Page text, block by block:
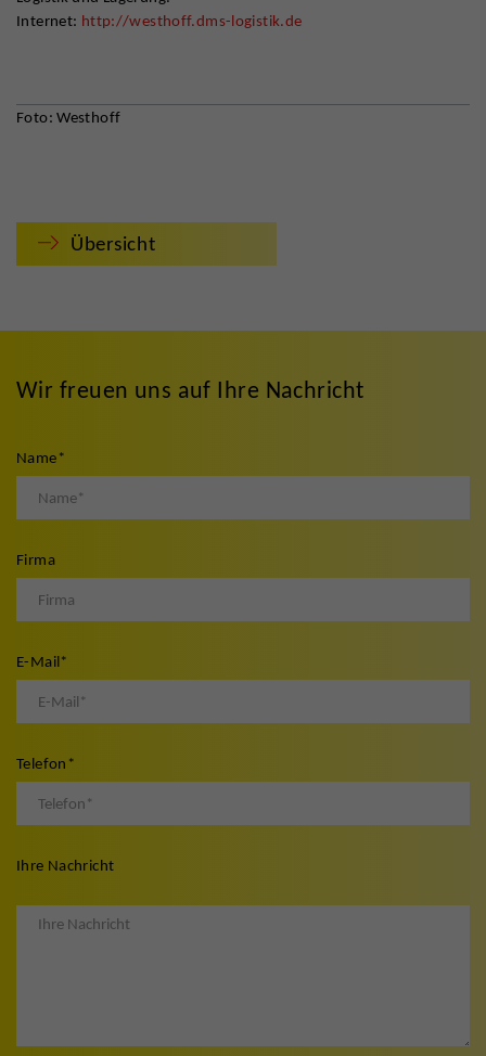
Internet: http://westhoff.dms-logistik.de
Foto: Westhoff
Übersicht
Wir freuen uns auf Ihre Nachricht
Name*
Firma
E-Mail*
Telefon *
Ihre Nachricht